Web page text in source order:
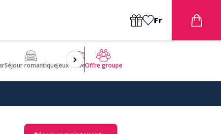
Fr
Séjour romantiqueJeux d'aventuresBien être
Offre groupe